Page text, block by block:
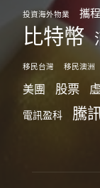
投資海外物業 攜程
比特幣
移民台灣 移民澳洲
美團 股票
電訊盈科 騰